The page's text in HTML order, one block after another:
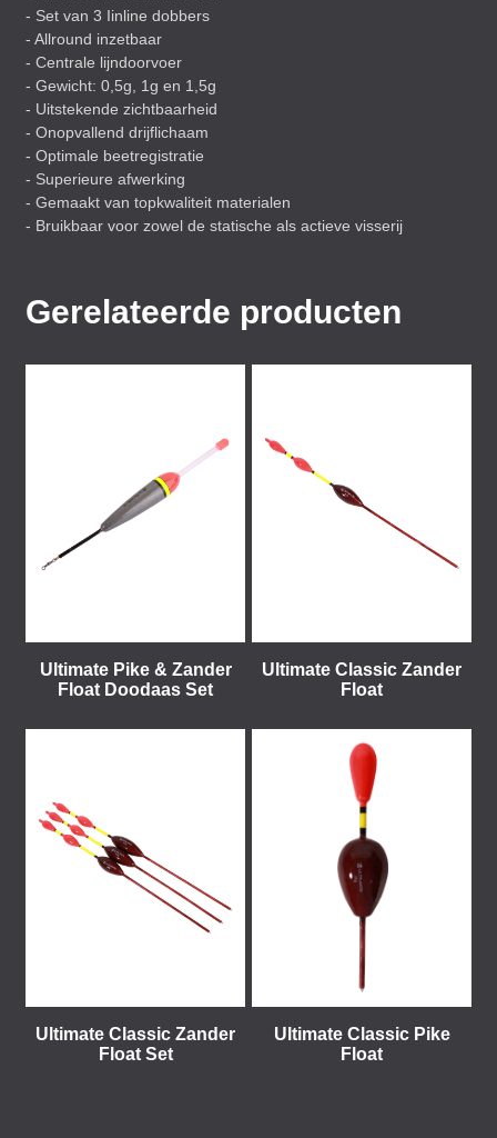
- Set van 3 Iinline dobbers
- Allround inzetbaar
- Centrale lijndoorvoer
- Gewicht: 0,5g, 1g en 1,5g
- Uitstekende zichtbaarheid
- Onopvallend drijflichaam
- Optimale beetregistratie
- Superieure afwerking
- Gemaakt van topkwaliteit materialen
- Bruikbaar voor zowel de statische als actieve visserij
Gerelateerde producten
Ultimate Pike & Zander
Float Doodaas Set
Ultimate Classic Zander
Float
Ultimate Classic Zander
Float Set
Ultimate Classic Pike
Float